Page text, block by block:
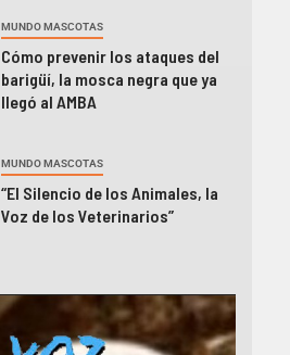
MUNDO MASCOTAS
Cómo prevenir los ataques del
barigüí, la mosca negra que ya
llegó al AMBA
MUNDO MASCOTAS
“El Silencio de los Animales, la
Voz de los Veterinarios”